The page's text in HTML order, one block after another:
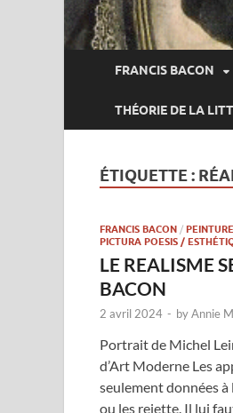
FRANCIS BACON
THÉORIE DE LA
ÉTIQUETTE :
FRANCIS BACON /
PICTURA POESIS /
LE REALISME
BACON
2 avril 2024 - byAnnie
Portrait de Michel
d’Art Moderne Les
seulement données à
ou les rejette. Il lui